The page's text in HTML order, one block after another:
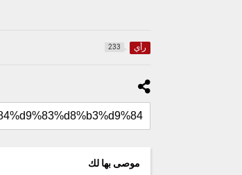
رأي 233
موصى بها لك